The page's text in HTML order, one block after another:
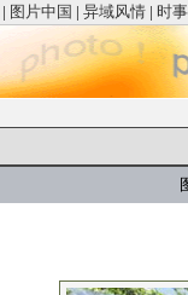
| 图片中国 | 异域风情 | 时